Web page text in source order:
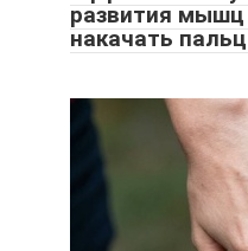
развития мышц
накачать